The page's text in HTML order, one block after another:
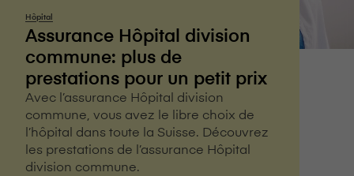
Hôpital
Assurance Hôpital division
commune: plus de
prestations pour un petit prix
Avec l’assurance Hôpital division
commune, vous avez le libre choix de
l’hôpital dans toute la Suisse. Découvrez
les prestations de l’assurance Hôpital
division commune.